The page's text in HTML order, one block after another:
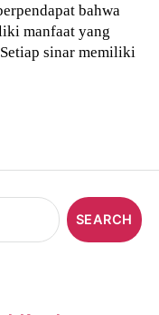
bahwa
manfaat yang
sinar memiliki